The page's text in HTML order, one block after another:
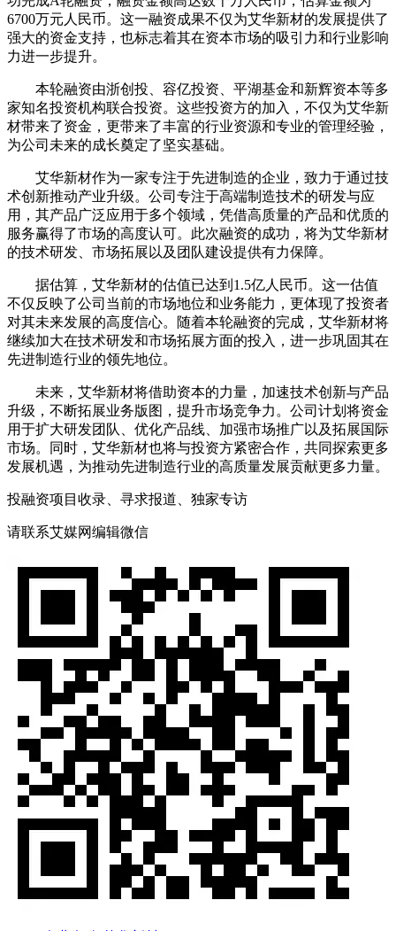
6700万元人民币。这一融资成果不仅为艾华新材的发展提供了
强大的资金支持，也标志着其在资本市场的吸引力和行业影响
力进一步提升。
本轮融资由浙创投、容亿投资、平湖基金和新辉资本等多
家知名投资机构联合投资。这些投资方的加入，不仅为艾华新
材带来了资金，更带来了丰富的行业资源和专业的管理经验，
为公司未来的成长奠定了坚实基础。
艾华新材作为一家专注于先进制造的企业，致力于通过技
术创新推动产业升级。公司专注于高端制造技术的研发与应
用，其产品广泛应用于多个领域，凭借高质量的产品和优质的
服务赢得了市场的高度认可。此次融资的成功，将为艾华新材
的技术研发、市场拓展以及团队建设提供有力保障。
据估算，艾华新材的估值已达到1.5亿人民币。这一估值
不仅反映了公司当前的市场地位和业务能力，更体现了投资者
对其未来发展的高度信心。随着本轮融资的完成，艾华新材将
继续加大在技术研发和市场拓展方面的投入，进一步巩固其在
先进制造行业的领先地位。
未来，艾华新材将借助资本的力量，加速技术创新与产品
升级，不断拓展业务版图，提升市场竞争力。公司计划将资金
用于扩大研发团队、优化产品线、加强市场推广以及拓展国际
市场。同时，艾华新材也将与投资方紧密合作，共同探索更多
发展机遇，为推动先进制造行业的高质量发展贡献更多力量。
投融资项目收录、寻求报道、独家专访
请联系艾媒网编辑微信